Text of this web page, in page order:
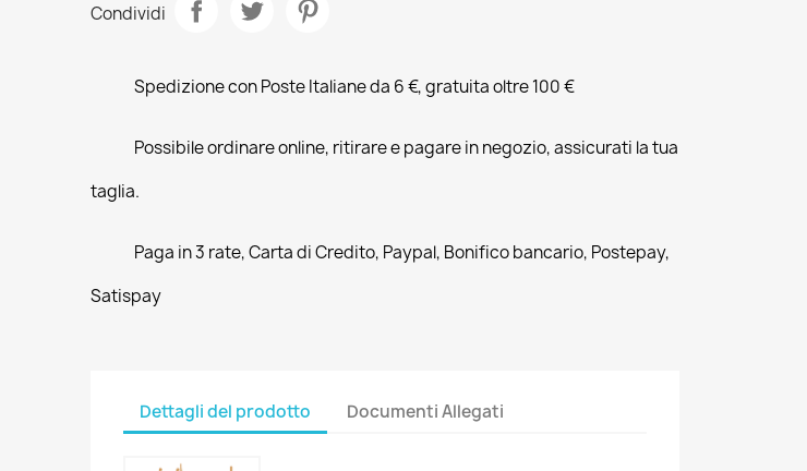
Condividi
Spedizione con Poste Italiane da 6 €, gratuita oltre 100 €
Possibile ordinare online, ritirare e pagare in negozio, assicurati la tua
taglia.
Paga in 3 rate, Carta di Credito, Paypal, Bonifico bancario, Postepay,
Satispay
Dettagli del prodotto Documenti Allegati